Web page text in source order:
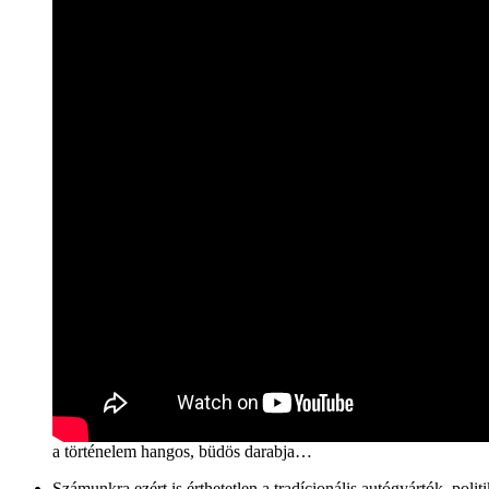
a történelem hangos, büdös darabja…